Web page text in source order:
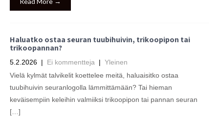
Haluatko ostaa seuran tuubihuivin, trikoopipon tai
trikoopannan?
5.2.2026 | Ei kommentteja | Yleinen
Vielä kylmät talvikelit koettelee meitä, haluaisitko ostaa
tuubihuivin seuranlogolla lämmittämään? Tai hieman
keväisempiin keleihin valmiiksi trikoopipon tai pannan seuran
[…]